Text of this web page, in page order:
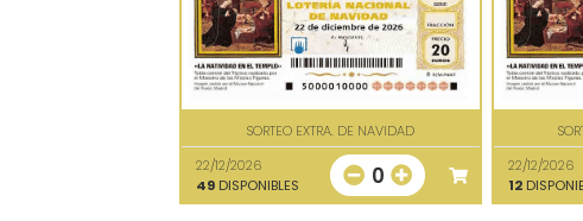
SORTEO EXTRA. DE NAVIDAD
22/12/2026
49 DISPONIBLES 0
22/12/2026
12